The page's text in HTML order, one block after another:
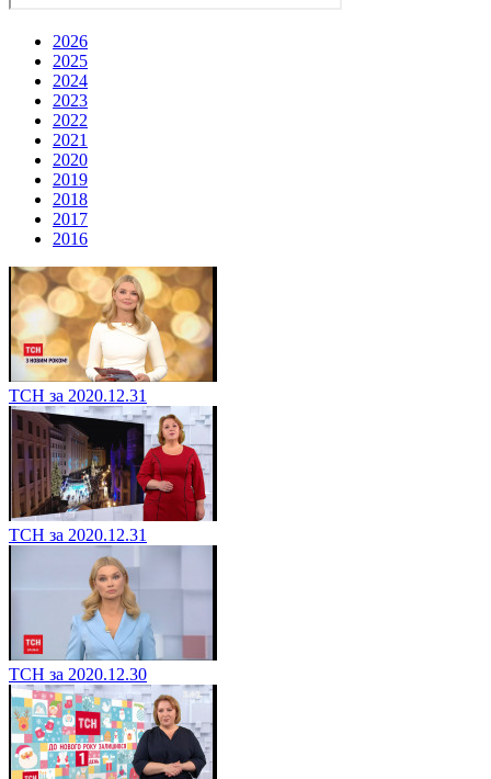
2026
2025
2024
2023
2022
2021
2020
2019
2018
2017
2016
ТСН за 2020.12.31
ТСН за 2020.12.31
ТСН за 2020.12.30